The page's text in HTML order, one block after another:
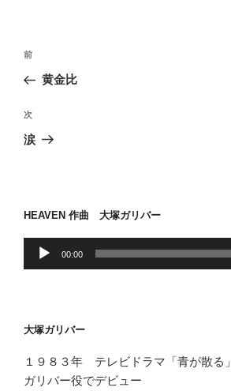
投
ナ
ビ
ゲ
ン
前
の
稿
前
黄金比
次
の
次
涙
HEAVEN 作曲 大塚ガリバー
ー
ー
00:00
大塚ガリバー
１９８３年 テレビドラマ「青が散る」
ガリバー役でデビュー